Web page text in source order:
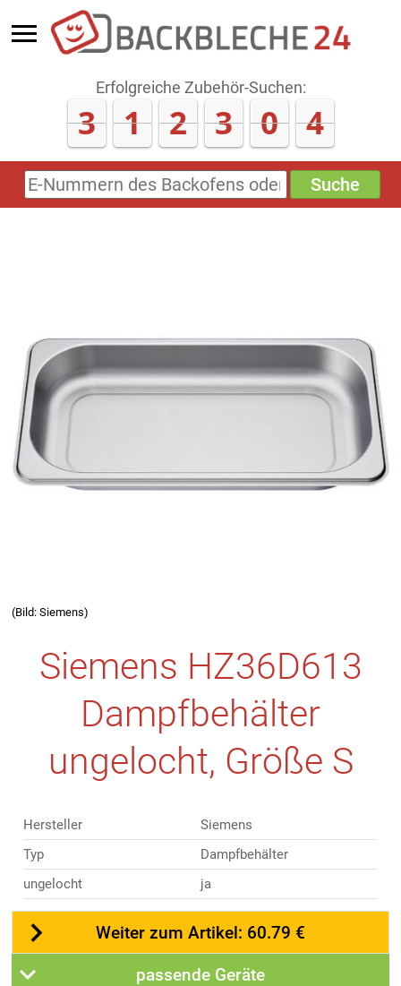
Erfolgreiche Zubehör-Suchen:
3 1 2 3 0 4
E-
Nummern
Suche
(Bild: Siemens)
Siemens HZ36D613
Dampfbehälter
ungelocht, Größe S
Hersteller
Siemens
Typ
Dampfbehälter
ungelocht
ja
Weiter zum Artikel: 60.79 €
passende Geräte